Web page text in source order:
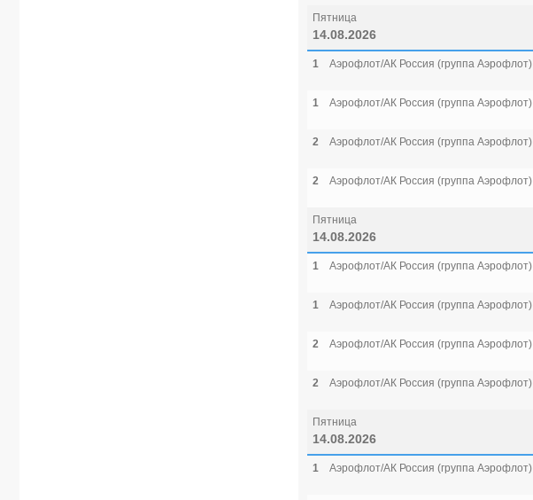
Пятница
14.08.2026
1 Аэрофлот/АК Россия (группа Аэрофлот)
1 Аэрофлот/АК Россия (группа Аэрофлот)
2 Аэрофлот/АК Россия (группа Аэрофлот)
2 Аэрофлот/АК Россия (группа Аэрофлот)
Пятница
14.08.2026
1 Аэрофлот/АК Россия (группа Аэрофлот)
1 Аэрофлот/АК Россия (группа Аэрофлот)
2 Аэрофлот/АК Россия (группа Аэрофлот)
2 Аэрофлот/АК Россия (группа Аэрофлот)
Пятница
14.08.2026
1 Аэрофлот/АК Россия (группа Аэрофлот)